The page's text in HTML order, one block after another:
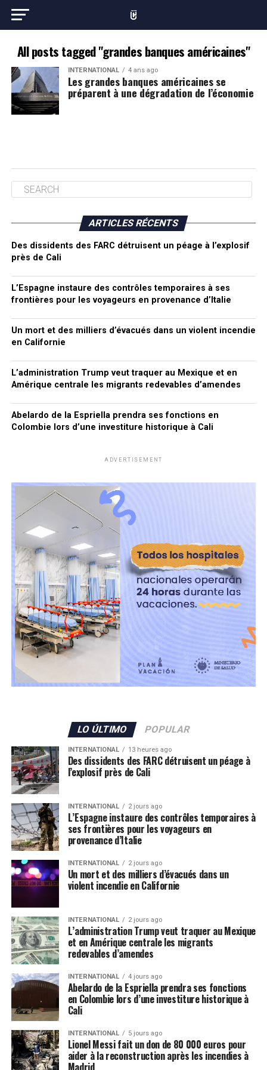
All posts tagged "grandes banques américaines"
INTERNATIONAL 4 ans ago
Les grandes banques américaines se
préparent à une dégradation de l’économie
ARTICLES RÉCENTS
Des dissidents des FARC détruisent un péage à l’explosif
près de Cali
L’Espagne instaure des contrôles temporaires à ses
frontières pour les voyageurs en provenance d’Italie
Un mort et des milliers d’évacués dans un violent incendie
en Californie
L’administration Trump veut traquer au Mexique et en
Amérique centrale les migrants redevables d’amendes
Abelardo de la Espriella prendra ses fonctions en
Colombie lors d’une investiture historique à Cali
ADVERTISEMENT
LO ÚLTIMO POPULAR
INTERNATIONAL 13 heures ago
Des dissidents des FARC détruisent un péage à
l’explosif près de Cali
INTERNATIONAL 2 jours ago
L’Espagne instaure des contrôles temporaires à
ses frontières pour les voyageurs en
provenance d’Italie
INTERNATIONAL 2 jours ago
Un mort et des milliers d’évacués dans un
violent incendie en Californie
INTERNATIONAL 2 jours ago
L’administration Trump veut traquer au Mexique
et en Amérique centrale les migrants
redevables d’amendes
INTERNATIONAL 4 jours ago
Abelardo de la Espriella prendra ses fonctions
en Colombie lors d’une investiture historique à
Cali
INTERNATIONAL 5 jours ago
Lionel Messi fait un don de 80 000 euros pour
aider à la reconstruction après les incendies à
Madrid